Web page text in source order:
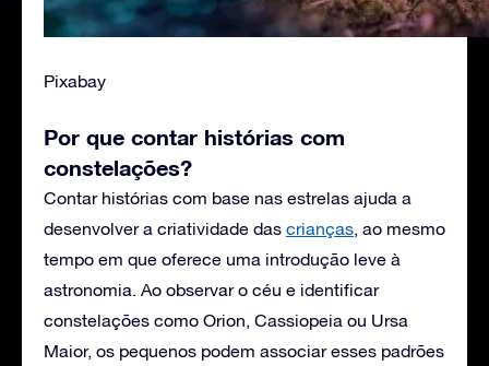
Pixabay
Por que contar histórias com
constelações?
Contar histórias com base nas estrelas ajuda a
desenvolver a criatividade das crianças, ao mesmo
tempo em que oferece uma introdução leve à
astronomia. Ao observar o céu e identificar
constelações como Orion, Cassiopeia ou Ursa
Maior, os pequenos podem associar esses padrões